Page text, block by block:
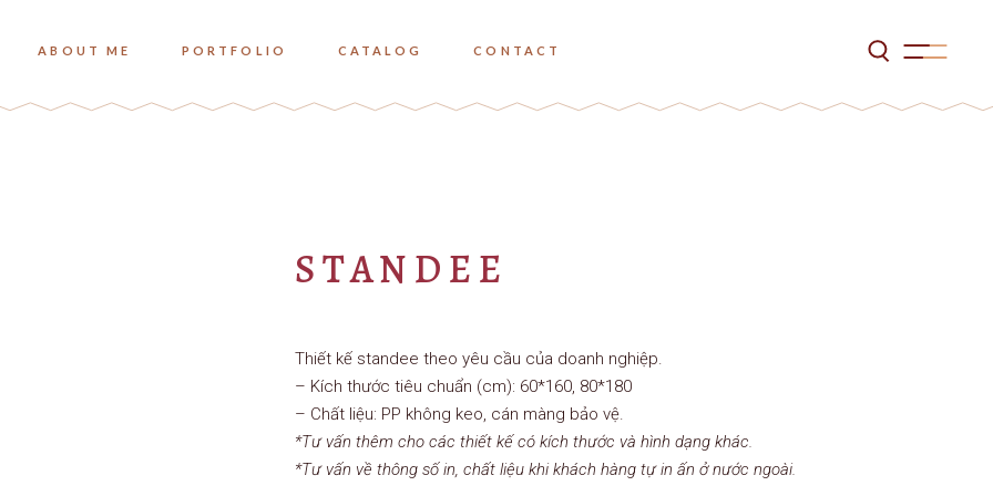
ABOUT ME PORTFOLIO CATALOG CONTACT
STANDEE
Thiết kế standee theo yêu cầu của doanh nghiệp.
– Kích thước tiêu chuẩn (cm): 60*160, 80*180
– Chất liệu: PP không keo, cán màng bảo vệ.
*Tư vấn thêm cho các thiết kế có kích thước và hình dạng khác.
*Tư vấn về thông số in, chất liệu khi khách hàng tự in ấn ở nước ngoài.